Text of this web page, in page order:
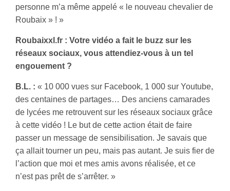
personne m’a même appelé « le nouveau chevalier de
Roubaix » ! »
Roubaixxl.fr : Votre vidéo a fait le buzz sur les
réseaux sociaux, vous attendiez-vous à un tel
engouement ?
B.L. : « 10 000 vues sur Facebook, 1 000 sur Youtube,
des centaines de partages… Des anciens camarades
de lycées me retrouvent sur les réseaux sociaux grâce
à cette vidéo ! Le but de cette action était de faire
passer un message de sensibilisation. Je savais que
ça allait tourner un peu, mais pas autant. Je suis fier de
l’action que moi et mes amis avons réalisée, et ce
n’est pas prêt de s’arrêter. »